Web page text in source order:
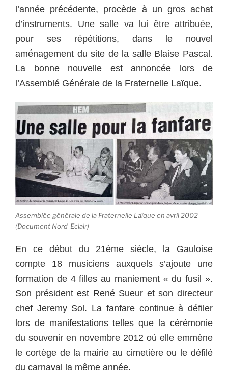
l’année précédente, procède à un gros achat
d’instruments. Une salle va lui être attribuée,
pour ses répétitions, dans le nouvel
aménagement du site de la salle Blaise Pascal.
La bonne nouvelle est annoncée lors de
l’Assemblé Générale de la Fraternelle Laïque.
Assemblée générale de la Fraternelle Laïque en avril 2002
(Document Nord-Eclair)
En ce début du 21ème siècle, la Gauloise
compte 18 musiciens auxquels s’ajoute une
formation de 4 filles au maniement « du fusil ».
Son président est René Sueur et son directeur
chef Jeremy Sol. La fanfare continue à défiler
lors de manifestations telles que la cérémonie
du souvenir en novembre 2012 où elle emmène
le cortège de la mairie au cimetière ou le défilé
du carnaval la même année.